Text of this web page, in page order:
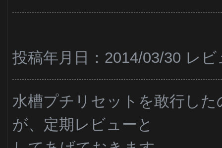
投稿年月日：2014/03/30 レ
水槽プチリセットを敢行し
が、定期レビューと